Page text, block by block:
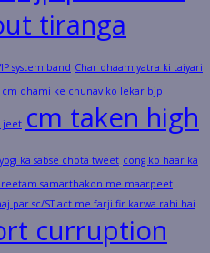
tiranga
system band Char dhaam yatra ki taiyari
cm dhami ke chunav ko lekar bjp
jeet cm taken high
ka sabse chota tweet cong ko haar ka
samarthakon me maarpeet
par sc/ST act me farji fir karwa rahi hai
curruption